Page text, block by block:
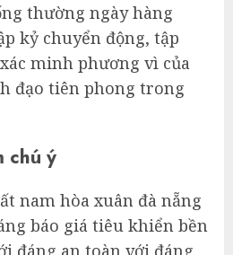
thường ngày hàng
kỷ chuyển động, tập
minh phương vì của
đạo tiên phong trong
chú ý
nam hòa xuân đà nẵng
báo giá tiêu khiển bền
đáng an toàn với đáng